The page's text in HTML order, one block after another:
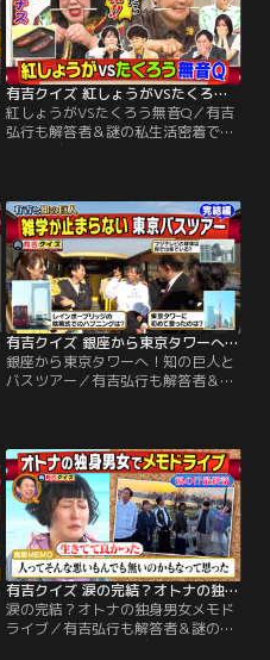
「QuizKnock」と ガチンコ早押しク
イズバトル！
有吉クイズ 紅しょうがVSたくろう無音Q（2026/06/28放送分）
紅しょうがVSたくろう無音Q／有吉
弘行も解答者＆謎の私生活密着で禁
断クイズも！解答者がプライベート
「紅しょうがVSたくろうコンビ協力
サイレントQ」 日常で行う行動を音
を鳴らさずできるか？今回は企画初
のコンビ協力バージョン！▼紅しょ
うがVSメモドライブで話題の熱々焼
きナス
有吉クイズ 銀座から東京タワーへ！知の巨人とバスツアー（2026/06/14放送分）
銀座から東京タワーへ！知の巨人と
バスツアー／有吉弘行も解答者＆謎
イズラインナップ】「有吉だけに教
えたい東京ウラ雑学 知の巨人バスツ
アー」 街中で即興クイズを作る“知
の巨人”たちとバスで東京観光！
有吉クイズ 涙の完結？オトナの独身男女メモドライブ（2026/05/24放送分）
涙の完結？オトナの独身男女メモド
ライブ／有吉弘行も解答者＆謎の私
生活密着で禁断クイズも！解答者が